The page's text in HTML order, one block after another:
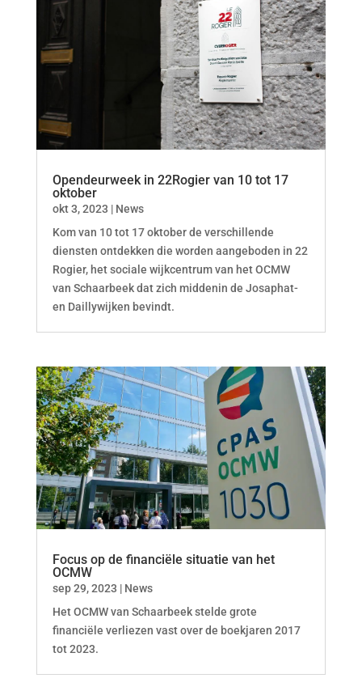
Opendeurweek in 22Rogier van 10 tot 17
oktober
okt 3, 2023 | News
Kom van 10 tot 17 oktober de verschillende
diensten ontdekken die worden aangeboden in 22
Rogier, het sociale wijkcentrum van het OCMW
van Schaarbeek dat zich middenin de Josaphat-
en Daillywijken bevindt.
Focus op de financiële situatie van het
OCMW
sep 29, 2023 | News
Het OCMW van Schaarbeek stelde grote
financiële verliezen vast over de boekjaren 2017
tot 2023.